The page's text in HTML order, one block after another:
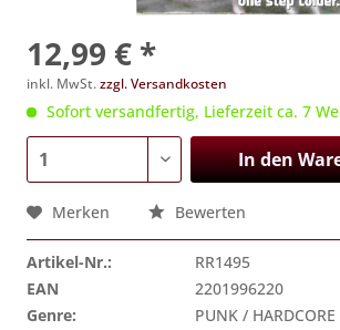
12,99 € *
inkl. MwSt.zzgl. Versandkosten
Sofort versandfertig, Lieferzeit ca. 7
In den
Merken Bewerten
Artikel-Nr.:
RR1495
EAN
2201996220
Genre:
PUNK / HARDCORE